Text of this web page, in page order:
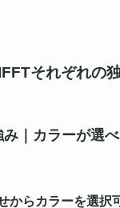
それぞれの
｜カラーが選
からカラーを選択